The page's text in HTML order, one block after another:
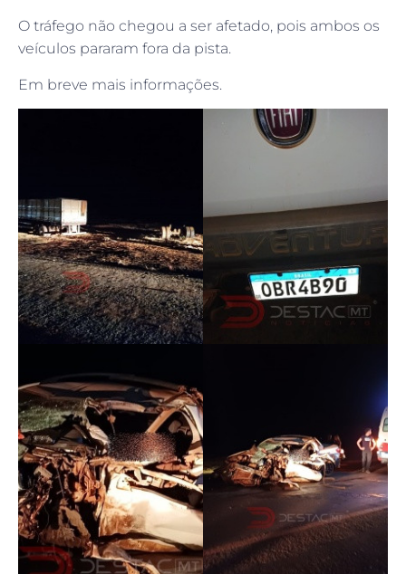
O tráfego não chegou a ser afetado, pois ambos os
veículos pararam fora da pista.
Em breve mais informações.